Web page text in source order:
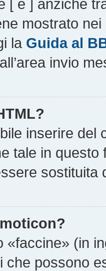
[ e ] anziché
mostrato
la Guida al
invio
inserire del
tale in
sostituita
«faccine» (in
che possono